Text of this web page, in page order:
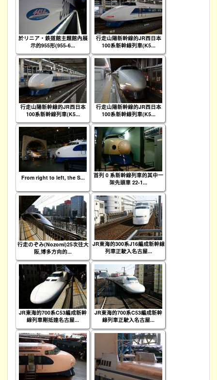
於リニア・鉄道館主題館內展
示的955形(955-6...
行走山陽新幹線的JR西日本
100系新幹線列車(K5...
行走山陽新幹線的JR西日本
100系新幹線列車(K5...
行走山陽新幹線的JR西日本
100系新幹線列車(K5...
From right to left, the S...
首列 0 系新幹線列車的其中一
架先頭車 22-1...
行走のぞみ(Nozomi)25次往大
阪,博多方向的...
JR東海的300系J16編成新幹線
列車正駛入名古屋...
JR東海的700系C53編成新幹
線列車剛抵達名古屋...
JR東海的700系C53編成新幹
線列車正駛入名古屋...